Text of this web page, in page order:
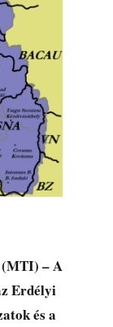
– A
Erdélyi
és a